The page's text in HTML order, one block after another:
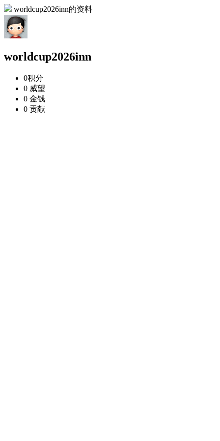
worldcup2026inn的资料
worldcup2026inn
0积分
0 威望
0 金钱
0 贡献